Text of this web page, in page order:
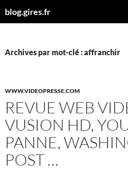
aublog.gires.fr
Archives par mot-clé : affranchir
WWW.VIDEOPRESSE.COM
REVUE WEB
VUSION HD,
PANNE,
POST …